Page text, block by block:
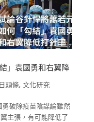
」袁國勇和右翼降
頭條, 文化研究
破除疫苗陰謀論雖然
主張，有可能降低了